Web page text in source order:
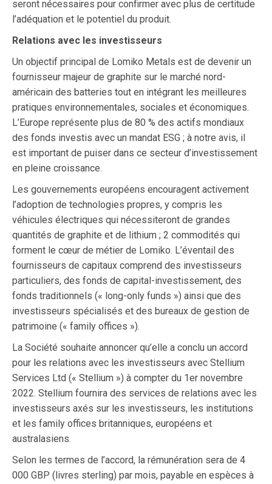
seront nécessaires pour confirmer avec plus de certitude
l’adéquation et le potentiel du produit.
Relations avec les investisseurs
Un objectif principal de Lomiko Metals est de devenir un
fournisseur majeur de graphite sur le marché nord-
américain des batteries tout en intégrant les meilleures
pratiques environnementales, sociales et économiques.
L’Europe représente plus de 80 % des actifs mondiaux
des fonds investis avec un mandat ESG ; à notre avis, il
est important de puiser dans ce secteur d’investissement
en pleine croissance.
Les gouvernements européens encouragent activement
l’adoption de technologies propres, y compris les
véhicules électriques qui nécessiteront de grandes
quantités de graphite et de lithium ; 2 commodités qui
forment le cœur de métier de Lomiko. L’éventail des
fournisseurs de capitaux comprend des investisseurs
particuliers, des fonds de capital-investissement, des
fonds traditionnels (« long-only funds ») ainsi que des
investisseurs spécialisés et des bureaux de gestion de
patrimoine (« family offices »).
La Société souhaite annoncer qu’elle a conclu un accord
pour les relations avec les investisseurs avec Stellium
Services Ltd (« Stellium ») à compter du 1er novembre
2022. Stellium fournira des services de relations avec les
investisseurs axés sur les investisseurs, les institutions
et les family offices britanniques, européens et
australasiens.
Selon les termes de l’accord, la rémunération sera de 4
000 GBP (livres sterling) par mois, payable en espèces à